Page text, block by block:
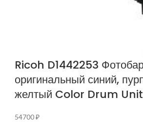
Ricoh D1442253
оригинальный синий,
желтый Color Drum Unit
54700₽